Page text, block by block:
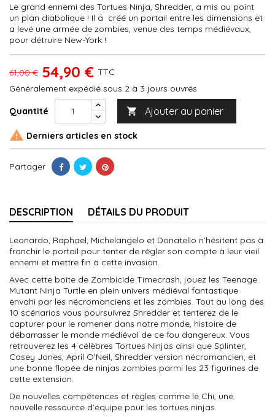
Le grand ennemi des Tortues Ninja, Shredder, a mis au point
un plan diabolique ! Il a créé un portail entre les dimensions et
a levé une armée de zombies, venue des temps médiévaux,
pour détruire New-York !
61,00 € 54,90 € TTC
Généralement expédié sous 2 à 3 jours ouvrés
Quantité  Ajouter au panier
 Derniers articles en stock
Partager
DESCRIPTION DÉTAILS DU PRODUIT
Leonardo, Raphael, Michelangelo et Donatello n’hésitent pas à
franchir le portail pour tenter de régler son compte à leur vieil
ennemi et mettre fin à cette invasion.
Avec cette boîte de Zombicide Timecrash, jouez les Teenage
Mutant Ninja Turtle en plein univers médiéval fantastique
envahi par les nécromanciens et les zombies. Tout au long des
10 scénarios vous poursuivrez Shredder et tenterez de le
capturer pour le ramener dans notre monde, histoire de
débarrasser le monde médiéval de ce fou dangereux. Vous
retrouverez les 4 célèbres Tortues Ninjas ainsi que Splinter,
Casey Jones, April O’Neil, Shredder version nécromancien, et
une bonne flopée de ninjas zombies parmi les 23 figurines de
cette extension.
De nouvelles compétences et règles comme le Chi, une
nouvelle ressource d’équipe pour les tortues ninjas.